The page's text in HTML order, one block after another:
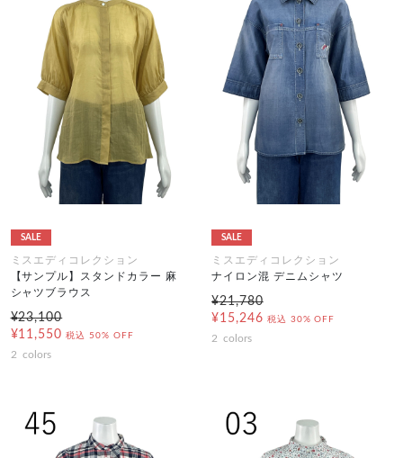
SALE
ミスエディコレクション
【サンプル】スタンドカラー 麻
シャツブラウス
¥23,100
¥11,550 税込 50% OFF
2 colors
SALE
ミスエディコレクション
ナイロン混 デニムシャツ
¥21,780
¥15,246 税込 30% OFF
2 colors